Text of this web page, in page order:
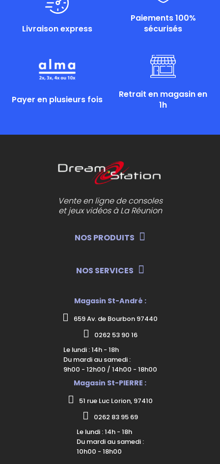
Livraison express
Paiements 100%
sécurisés
Payer en plusieurs fois
Retrait en magasin en
1h
Vente en ligne de consoles
et jeux vidéos à La Réunion
NOS PRODUITS
NOS SERVICES
Magasin St-André :
659 Av. de Bourbon 97440
0262 53 90 16
Le lundi : 14h - 18h
Du mardi au samedi :
9h00 - 12h00 / 14h00 - 18h00
Magasin St-PIERRE :
51 rue Luc Lorion, 97410
0262 83 95 69
Le lundi : 14h - 18h
Du mardi au samedi :
10h00 - 18h00